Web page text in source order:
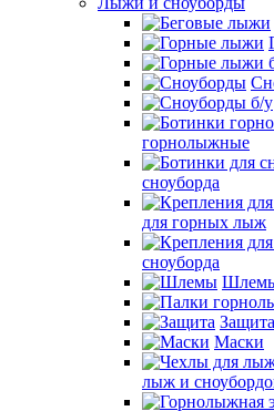
горнолыжные
сноуборда
для горных лыж
сноуборда
Защита
Маски
лыж и